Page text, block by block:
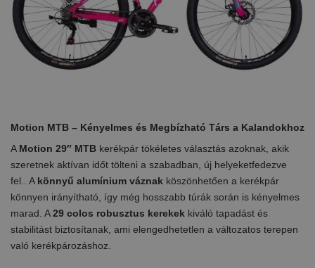
Motion MTB – Kényelmes és Megbízható Társ a Kalandokhoz
A Motion 29″ MTB kerékpár tökéletes választás azoknak, akik
szeretnek aktívan időt tölteni a szabadban, új helyeketfedezve
fel.. A könnyű alumínium váznak köszönhetően a kerékpár
könnyen irányítható, így még hosszabb túrák során is kényelmes
marad. A29 colos robusztus kerekek kiváló tapadást és
stabilitást biztosítanak, ami elengedhetetlen a változatos terepen
való kerékpározáshoz.